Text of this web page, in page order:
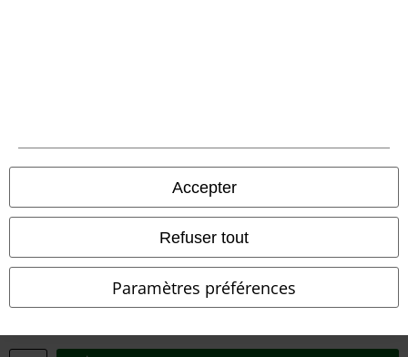
Accepter
Refuser tout
Paramètres préférences
Paramètres des Cookies
Période de rétractation
Tous nos prix sont T.T.C. Cependant, ils ne comprennent pasles frais
denvoi.
© 1986-2026 Large Popmerchandising BV